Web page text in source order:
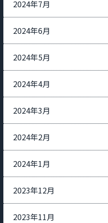
2024年7月
2024年6月
2024年5月
2024年4月
2024年3月
2024年2月
2024年1月
2023年12月
2023年11月